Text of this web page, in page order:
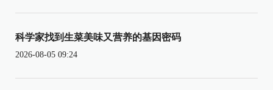
科学家找到生菜美味又营养的基因密码
2026-08-05 09:24